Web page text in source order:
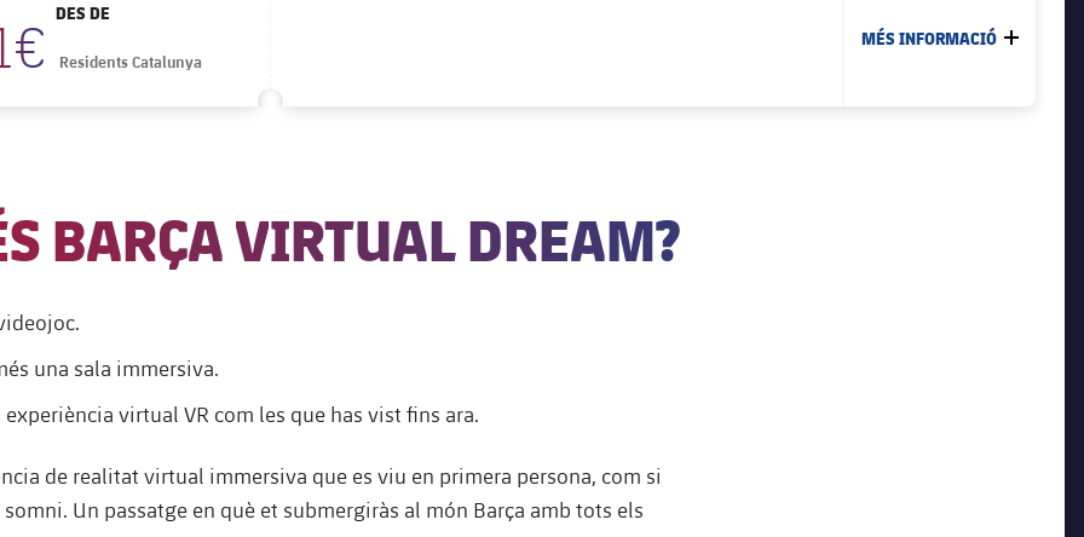
DES DE
Residents Catalunya
MÉS INFORMACIÓ MÉS
BARÇA VIRTUAL DREAM?
una sala immersiva.
experiència virtual VR com les que has vist fins ara.
de realitat virtual immersiva que es viu en primera persona, com si
Un passatge en què et submergiràs al món Barça amb tots els